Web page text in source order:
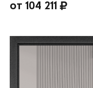
от 104 211